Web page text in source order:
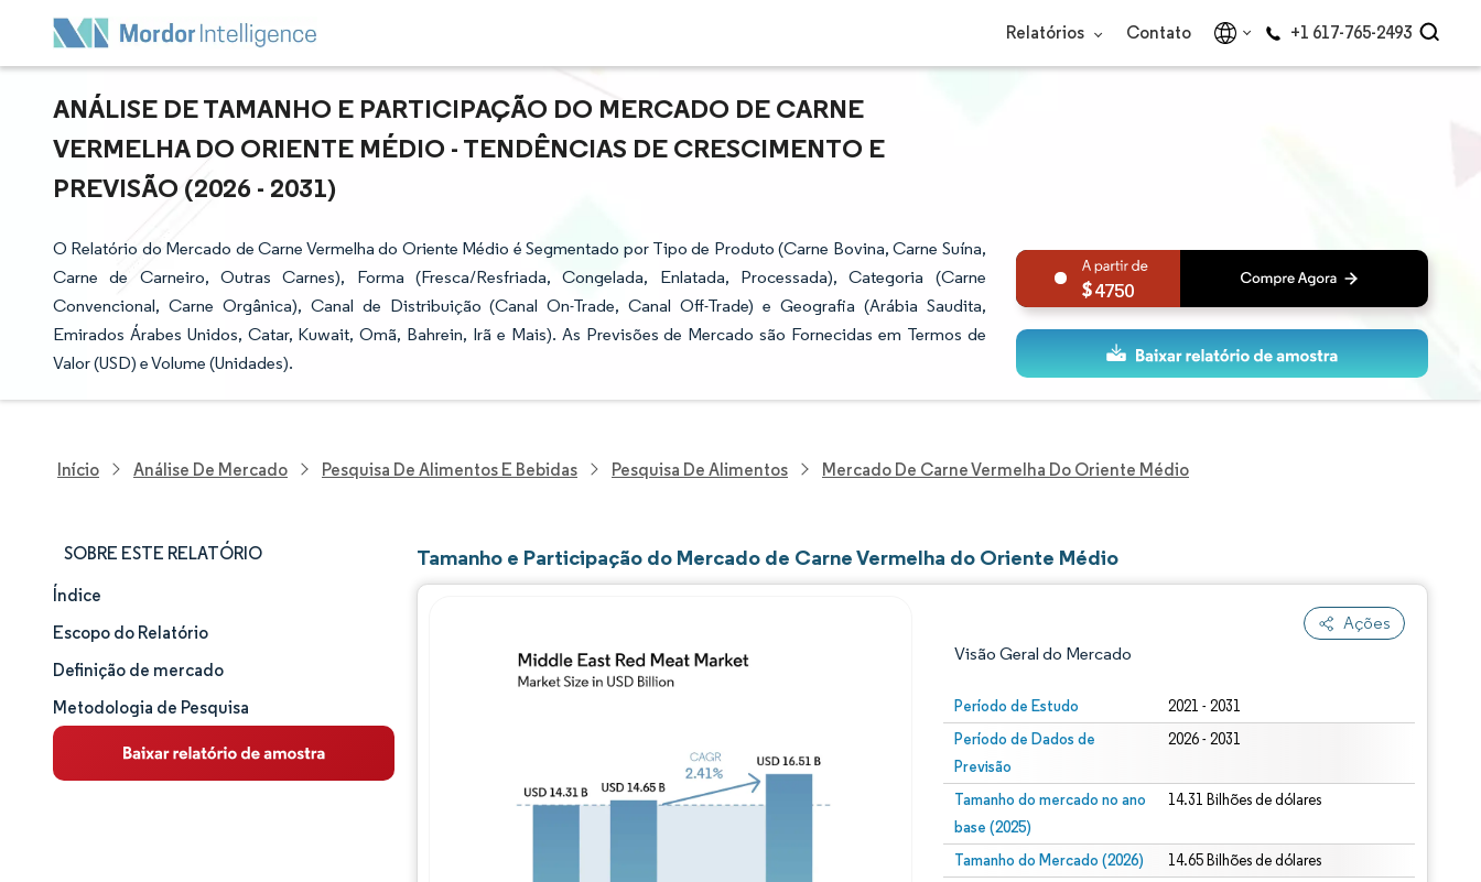
Relatórios Contato +1 617-765-2493
ANÁLISE DE TAMANHO E PARTICIPAÇÃO DO MERCADO DE CARNE
VERMELHA DO ORIENTE MÉDIO - TENDÊNCIAS DE CRESCIMENTO E
PREVISÃO (2026 - 2031)
O Relatório do Mercado de Carne Vermelha do Oriente Médio é Segmentado por Tipo de Produto (Carne Bovina, Carne Suína,
Carne de Carneiro, Outras Carnes), Forma (Fresca/Resfriada, Congelada, Enlatada, Processada), Categoria (Carne
Convencional, Carne Orgânica), Canal de Distribuição (Canal On-Trade, Canal Off-Trade) e Geografia (Arábia Saudita,
Emirados Árabes Unidos, Catar, Kuwait, Omã, Bahrein, Irã e Mais). As Previsões de Mercado são Fornecidas em Termos de
Valor (USD) e Volume (Unidades).
4750
Início Análise De Mercado Pesquisa De Alimentos E Bebidas Pesquisa De Alimentos Mercado De Carne Vermelha Do Oriente Médio
SOBRE ESTE RELATÓRIO
Tamanho e participação de mercado
Análise de mercado
Tendências e insights
Análise de segmentos
Índice
Escopo do Relatório
Definição de mercado
Metodologia de Pesquisa
Tamanho e Participação do Mercado de Carne Vermelha do Oriente Médio
Ações
Visão Geral do Mercado
Período de Estudo 2021 - 2031
Período de Dados de
Previsão
2026 - 2031
Tamanho do mercado no ano
base (2025)
14.31 Bilhões de dólares
Tamanho do Mercado (2026) 14.65 Bilhões de dólares
Imagem © Mordor Intelligence. O reuso requer atribuição conforme CC BY 4.0.